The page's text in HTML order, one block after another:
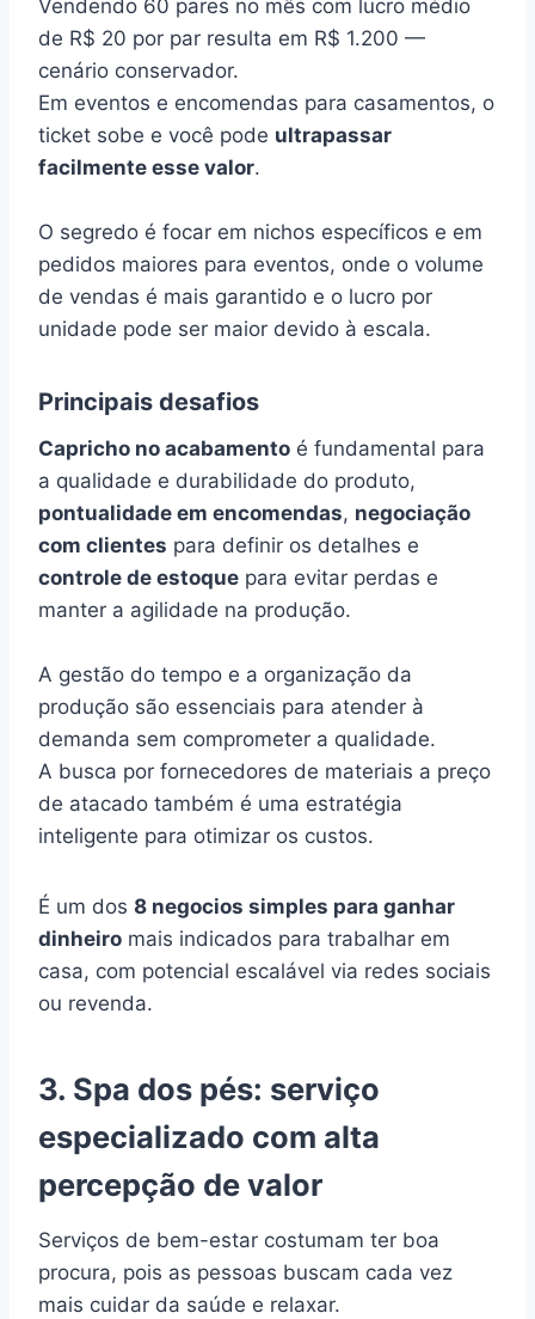
Vendendo 60 pares no mês com lucro médio
de R$ 20 por par resulta em R$ 1.200 —
cenário conservador.
Em eventos e encomendas para casamentos, o
ticket sobe e você pode ultrapassar
facilmente esse valor.
O segredo é focar em nichos específicos e em
pedidos maiores para eventos, onde o volume
de vendas é mais garantido e o lucro por
unidade pode ser maior devido à escala.
Principais desafios
Capricho no acabamento é fundamental para
a qualidade e durabilidade do produto,
pontualidade em encomendas, negociação
com clientes para definir os detalhes e
controle de estoque para evitar perdas e
manter a agilidade na produção.
A gestão do tempo e a organização da
produção são essenciais para atender à
demanda sem comprometer a qualidade.
A busca por fornecedores de materiais a preço
de atacado também é uma estratégia
inteligente para otimizar os custos.
É um dos 8 negocios simples para ganhar
dinheiro mais indicados para trabalhar em
casa, com potencial escalável via redes sociais
ou revenda.
3. Spa dos pés: serviço
especializado com alta
percepção de valor
Serviços de bem-estar costumam ter boa
procura, pois as pessoas buscam cada vez
mais cuidar da saúde e relaxar.